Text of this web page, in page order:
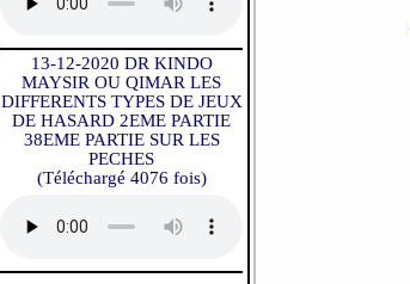
13-12-2020 DR KINDO
MAYSIR OU QIMAR LES
DIFFERENTS TYPES DE JEUX
DE HASARD 2EME PARTIE
38EME PARTIE SUR LES
PECHES
(Téléchargé 4076 fois)